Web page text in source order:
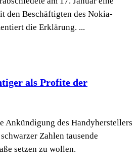
den Beschäftigten des Nokia-
die Erklärung. ...
als Profite der
Ankündigung des Handyherstellers
Zahlen tausende
setzen zu wollen.